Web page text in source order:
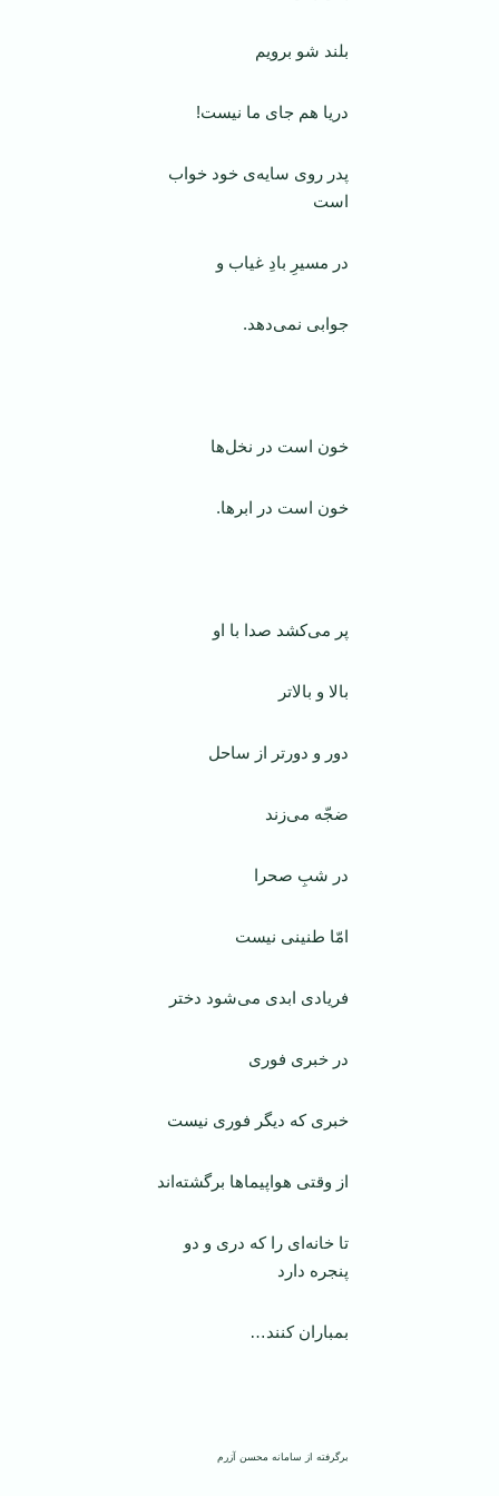
بلند شو برویم
دریا هم جای ما نیست!
پدر روی سایه‌ی خود خواب
است
در مسیرِ بادِ غیاب و
جوابی نمی‌دهد.
خون است در نخل‌ها
خون است در ابرها.
پر می‌کشد صدا با او
بالا و بالاتر
دور و دورتر از ساحل
ضجّه می‌زند
در شبِ صحرا
امّا طنینی نیست
فریادی ابدی می‌شود دختر
در خبری فوری
خبری که دیگر فوری نیست
از وقتی هواپیماها برگشته‌اند
تا خانه‌ای را که دری و دو
پنجره دارد
بمباران کنند…
برگرفته از سامانه محسن آزرم